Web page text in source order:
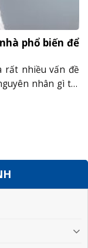
phổ biến để
rất nhiều vấn đề
nhân gì thì